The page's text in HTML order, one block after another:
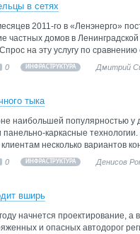
в сетях
2011-го в «Ленэнерго»
частных домов в
на эту услугу по
0 ИНФРАСТРУКТУРА Дмитрий
тыка
наибольшей популярностью у
панельно-каркасные
несколько вариантов
0 ИНФРАСТРУКТУРА Денисов
вширь
начнется проектирование,
и опасных автодорог